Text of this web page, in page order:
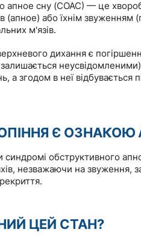
апное сну (СОАС) — це
(апное) або їхнім
м'язів.
дихання є
а згодом в неї
Є ОЗНАКОЮ
обструктивного
незважаючи на звуження,
ЦЕЙ СТАН?